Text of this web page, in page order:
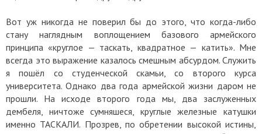
Вот уж никогда не поверил бы до этого, что когда-либо
стану наглядным воплощением базового армейского
принципа «круглое — таскать, квадратное — катить». Мне
всегда это выражение казалось смешным абсурдом. Служить
я пошёл со студенческой скамьи, со второго курса
университета. Однако два года армейской жизни даром не
прошли. На исходе второго года мы, два заслуженных
дембеля, ничтоже сумняшеся, круглые железные катушки
именно ТАСКАЛИ. Прозрев, по обретении высокой истины,